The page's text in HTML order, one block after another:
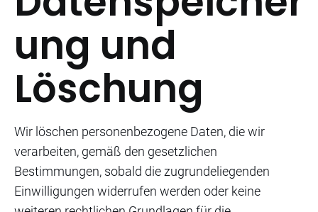
ung und
Löschung
Wir löschen personenbezogene Daten, die wir
verarbeiten, gemäß den gesetzlichen
Bestimmungen, sobald die zugrundeliegenden
Einwilligungen widerrufen werden oder keine